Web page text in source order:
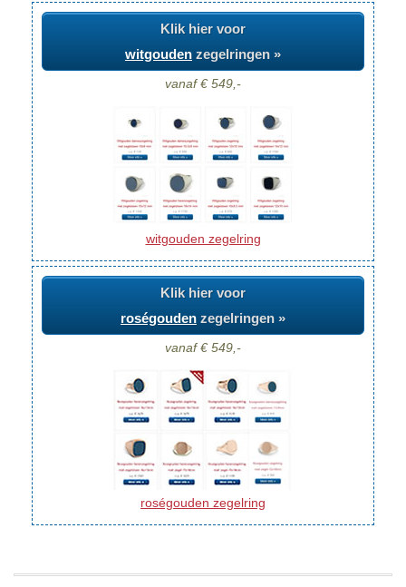
Klik hier voor
witgouden zegelringen »
vanaf € 549,-
witgouden zegelring
Klik hier voor
roségouden zegelringen »
vanaf € 549,-
roségouden zegelring